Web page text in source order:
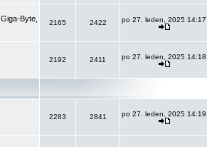
Byte,
2165 2422 po 27. leden, 2025 14:17
2192 2411 po 27. leden, 2025 14:18
2283 2841 po 27. leden, 2025 14:19